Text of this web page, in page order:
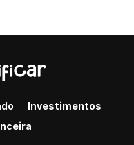
Investimentos